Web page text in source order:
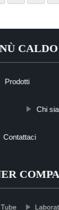
CALDO
Prodotti
Chi
Contattaci